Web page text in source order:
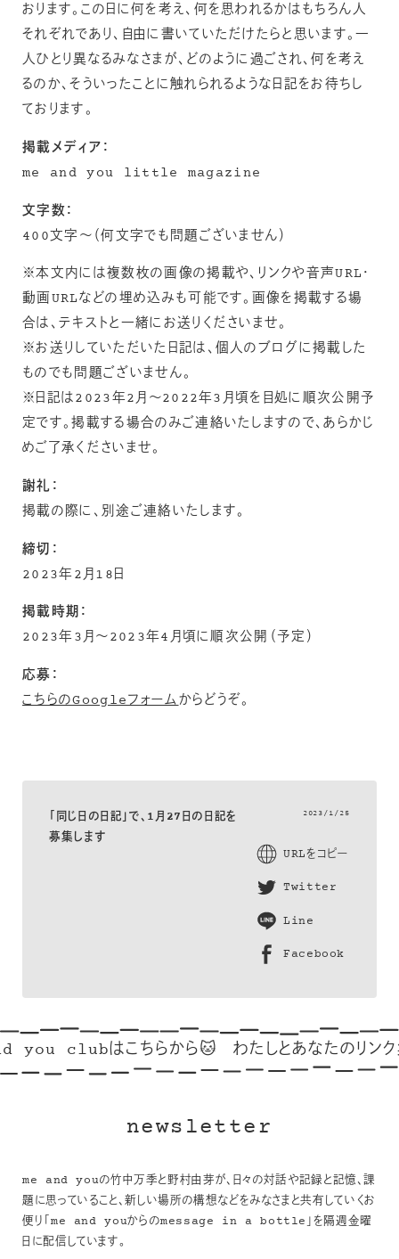
おります。この日に何を考え、何を思われるかはもちろん人
それぞれであり、自由に書いていただけたらと思います。一
人ひとり異なるみなさまが、どのように過ごされ、何を考え
るのか、そういったことに触れられるような日記をお待ちし
ております。
掲載メディア：
me and you little magazine
文字数：
400文字〜（何文字でも問題ございません）
※本文内には複数枚の画像の掲載や、リンクや音声URL・
動画URLなどの埋め込みも可能です。画像を掲載する場
合は、テキストと一緒にお送りくださいませ。
※お送りしていただいた日記は、個人のブログに掲載した
ものでも問題ございません。
※日記は2023年2月〜2022年3月頃を目処に順次公開予
定です。掲載する場合のみご連絡いたしますので、あらかじ
めご了承くださいませ。
謝礼：
掲載の際に、別途ご連絡いたします。
締切：
2023年2月18日
掲載時期：
2023年3月〜2023年4月頃に順次公開（予定）
応募：
こちらのGoogleフォームからどうぞ。
「同じ日の日記」で、1月27日の日記を
募集します
2023/1/25
URLをコピー
Twitter
Line
Facebook
clubはこちらから🐱 わたしとあなたのリンク集
newsletter
me and youの竹中万季と野村由芽が、日々の対話や記録と記憶、課
題に思っていること、新しい場所の構想などをみなさまと共有していくお
便り「me and youからのmessage in a bottle」を隔週金曜
日に配信しています。